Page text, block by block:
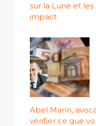
sur la Lune et
impact
Abel Marín,
vérifier ce que